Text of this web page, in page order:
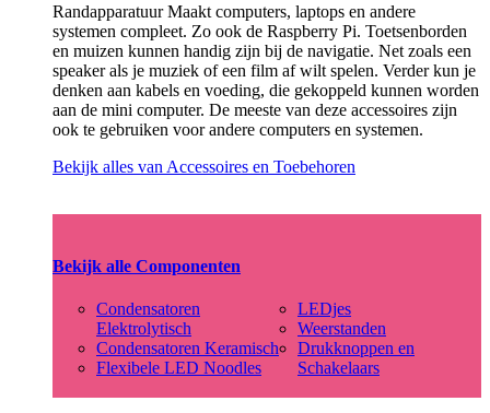
Randapparatuur Maakt computers, laptops en andere
systemen compleet. Zo ook de Raspberry Pi. Toetsenborden
en muizen kunnen handig zijn bij de navigatie. Net zoals een
speaker als je muziek of een film af wilt spelen. Verder kun je
denken aan kabels en voeding, die gekoppeld kunnen worden
aan de mini computer. De meeste van deze accessoires zijn
ook te gebruiken voor andere computers en systemen.
Bekijk alles van Accessoires en Toebehoren
Bekijk alle Componenten
Condensatoren
Elektrolytisch
Condensatoren Keramisch
Flexibele LED Noodles
LEDjes
Weerstanden
Drukknoppen en
Schakelaars